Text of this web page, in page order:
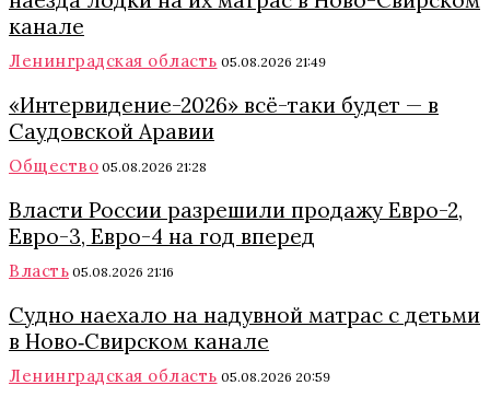
канале
Ленинградская область 05.08.2026 21:49
«Интервидение-2026» всё-таки будет — в
Саудовской Аравии
Общество 05.08.2026 21:28
Власти России разрешили продажу Евро-2,
Евро-3, Евро-4 на год вперед
Власть 05.08.2026 21:16
Судно наехало на надувной матрас с детьми
в Ново‑Свирском канале
Ленинградская область 05.08.2026 20:59